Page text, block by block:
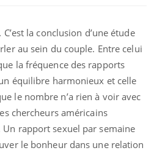
la conclusion d’une étude
au sein du couple. Entre celui
la fréquence des rapports
équilibre harmonieux et celle
le nombre n’a rien à voir avec
chercheurs américains
rapport sexuel par semaine
le bonheur dans une relation